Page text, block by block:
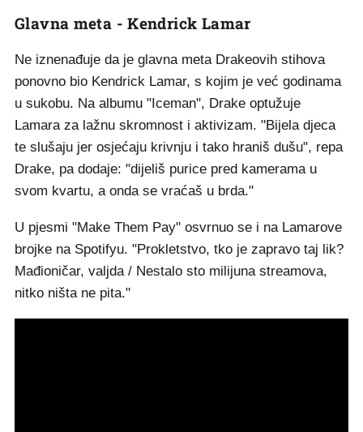
Glavna meta - Kendrick Lamar
Ne iznenađuje da je glavna meta Drakeovih stihova
ponovno bio Kendrick Lamar, s kojim je već godinama
u sukobu. Na albumu "Iceman", Drake optužuje
Lamara za lažnu skromnost i aktivizam. "Bijela djeca
te slušaju jer osjećaju krivnju i tako hraniš dušu", repa
Drake, pa dodaje: "dijeliš purice pred kamerama u
svom kvartu, a onda se vraćaš u brda."
U pjesmi "Make Them Pay" osvrnuo se i na Lamarove
brojke na Spotifyu. "Prokletstvo, tko je zapravo taj lik?
Mađioničar, valjda / Nestalo sto milijuna streamova,
nitko ništa ne pita."